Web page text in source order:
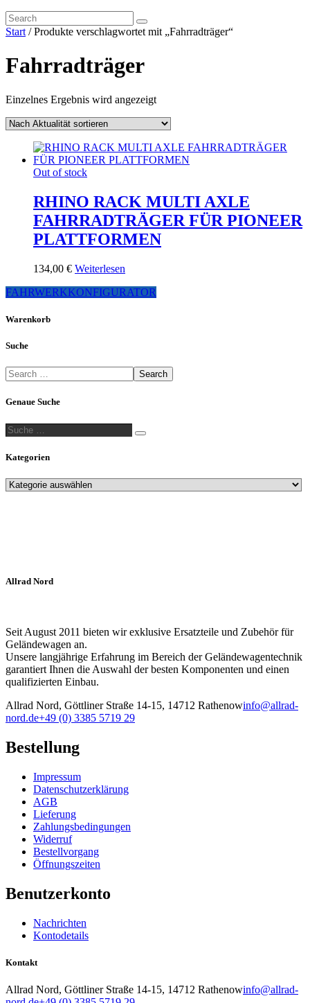
Start / Produkte verschlagwortet mit „Fahrradträger“
Fahrradträger
Einzelnes Ergebnis wird angezeigt
Out of stock
RHINO RACK MULTI AXLE
FAHRRADTRÄGER FÜR PIONEER
PLATTFORMEN
134,00 € Weiterlesen
FAHRWERKKONFIGURATOR
Warenkorb
Suche
Search
Genaue Suche
Suche
Suche
Kategorien
Allrad Nord
Seit August 2011 bieten wir exklusive Ersatzteile und Zubehör für
Geländewagen an.
Unsere langjährige Erfahrung im Bereich der Geländewagentechnik
garantiert Ihnen die Auswahl der besten Komponenten und einen
qualifizierten Einbau.
Allrad Nord, Göttliner Straße 14-15, 14712 Rathenowinfo@allrad-
nord.de+49 (0) 3385 5719 29
Bestellung
Impressum
Datenschutzerklärung
AGB
Lieferung
Zahlungsbedingungen
Widerruf
Bestellvorgang
Öffnungszeiten
Benutzerkonto
Nachrichten
Kontodetails
Kontakt
Allrad Nord, Göttliner Straße 14-15, 14712 Rathenowinfo@allrad-